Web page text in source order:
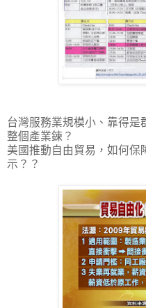
台灣服務業規模小、靠得是
整個產業鍊？
美國推動自由貿易，如何保
示？？